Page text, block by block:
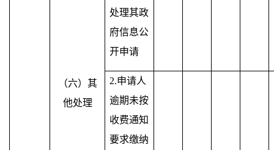
（六）其
他处理
处理其政
府信息公
开申请
2.申请人
逾期未按
收费通知
要求缴纳